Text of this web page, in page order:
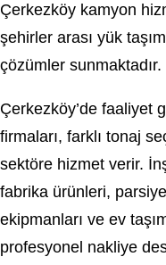
Çerkezköy kamyon
şehirler arası yük
çözümler sunmaktadır.
Çerkezköy’de faaliyet
firmaları, farklı tonaj
sektöre hizmet verir.
fabrika ürünleri,
ekipmanları ve ev
profesyonel nakliye